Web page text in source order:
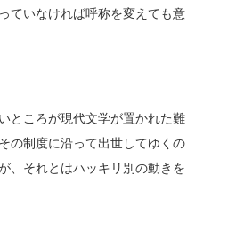
ていなければ呼称を変えても意
ところが現代文学が置かれた難
の制度に沿って出世してゆくの
、それとはハッキリ別の動きを